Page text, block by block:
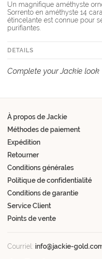
Un magnifique améthyste
Sorrento en améthyste 14
étincelante est connue pour
purifiantes.
DETAILS
Complete your Jackie look
À propos de Jackie
Méthodes de paiement
Expédition
Retourner
Conditions générales
Politique de confidentialité
Conditions de garantie
Service Client
Points de vente
Courriel: info@jackie-